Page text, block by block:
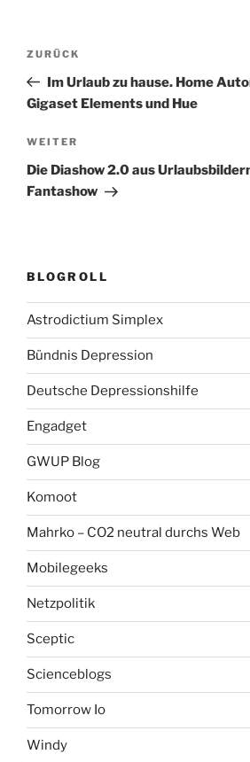
Beitragsnavigation
Vorheriger
Beitrag
ZURÜCK
Im Urlaub zu hause. Home
Gigaset Elements und Hue
Nächster
Beitrag
WEITER
Die Diashow 2.0 aus
Fantashow
BLOGROLL
Astrodictium Simplex
Bündnis Depression
Deutsche Depressionshilfe
Engadget
GWUP Blog
Komoot
Mahrko – CO2 neutral durchs Web
Mobilegeeks
Netzpolitik
Sceptic
Scienceblogs
Tomorrow Io
Windy